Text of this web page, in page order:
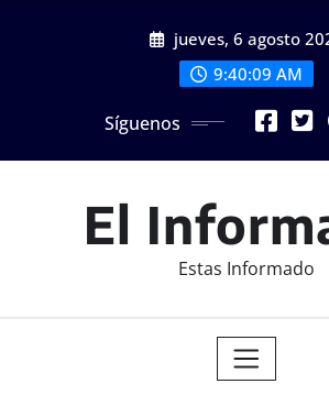
jueves, 6 agosto
9:40:11 AM
Síguenos
El
Estas Informado